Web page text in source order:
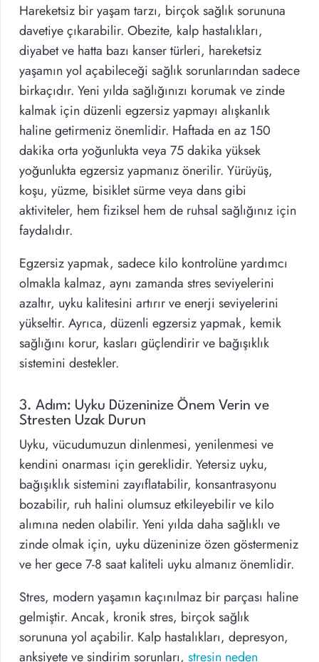
Hareketsiz bir yaşam tarzı, birçok sağlık sorununa
davetiye çıkarabilir. Obezite, kalp hastalıkları,
diyabet ve hatta bazı kanser türleri, hareketsiz
yaşamın yol açabileceği sağlık sorunlarından sadece
birkaçıdır. Yeni yılda sağlığınızı korumak ve zinde
kalmak için düzenli egzersiz yapmayı alışkanlık
haline getirmeniz önemlidir. Haftada en az 150
dakika orta yoğunlukta veya 75 dakika yüksek
yoğunlukta egzersiz yapmanız önerilir. Yürüyüş,
koşu, yüzme, bisiklet sürme veya dans gibi
aktiviteler, hem fiziksel hem de ruhsal sağlığınız için
faydalıdır.
Egzersiz yapmak, sadece kilo kontrolüne yardımcı
olmakla kalmaz, aynı zamanda stres seviyelerini
azaltır, uyku kalitesini artırır ve enerji seviyelerini
yükseltir. Ayrıca, düzenli egzersiz yapmak, kemik
sağlığını korur, kasları güçlendirir ve bağışıklık
sistemini destekler.
3. Adım: Uyku Düzeninize Önem Verin ve
Stresten Uzak Durun
Uyku, vücudumuzun dinlenmesi, yenilenmesi ve
kendini onarması için gereklidir. Yetersiz uyku,
bağışıklık sistemini zayıflatabilir, konsantrasyonu
bozabilir, ruh halini olumsuz etkileyebilir ve kilo
alımına neden olabilir. Yeni yılda daha sağlıklı ve
zinde olmak için, uyku düzeninize özen göstermeniz
ve her gece 7-8 saat kaliteli uyku almanız önemlidir.
Stres, modern yaşamın kaçınılmaz bir parçası haline
gelmiştir. Ancak, kronik stres, birçok sağlık
sorununa yol açabilir. Kalp hastalıkları, depresyon,
anksiyete ve sindirim sorunları, stresin neden